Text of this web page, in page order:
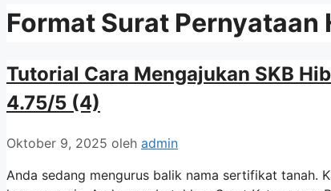
Format Surat Pernyataan
Tutorial Cara Mengajukan SKB
4.75/5 (4)
Oktober 9, 2025 oleh admin
Anda sedang mengurus balik nama sertifikat tanah.